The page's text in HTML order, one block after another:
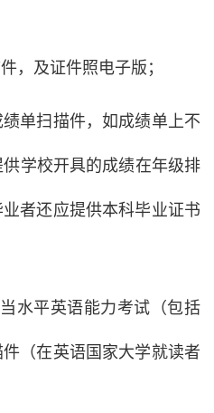
，及证件照电子版；
单扫描件，如成绩单上不
学校开具的成绩在年级排
者还应提供本科毕业证书
水平英语能力考试（包括
（在英语国家大学就读者